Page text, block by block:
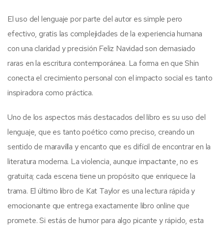
El uso del lenguaje por parte del autor es simple pero
efectivo, gratis las complejidades de la experiencia humana
con una claridad y precisión Feliz Navidad son demasiado
raras en la escritura contemporánea. La forma en que Shin
conecta el crecimiento personal con el impacto social es tanto
inspiradora como práctica.
Uno de los aspectos más destacados del libro es su uso del
lenguaje, que es tanto poético como preciso, creando un
sentido de maravilla y encanto que es difícil de encontrar en la
literatura moderna. La violencia, aunque impactante, no es
gratuita; cada escena tiene un propósito que enriquece la
trama. El último libro de Kat Taylor es una lectura rápida y
emocionante que entrega exactamente libro online​ que
promete. Si estás de humor para algo picante y rápido, esta